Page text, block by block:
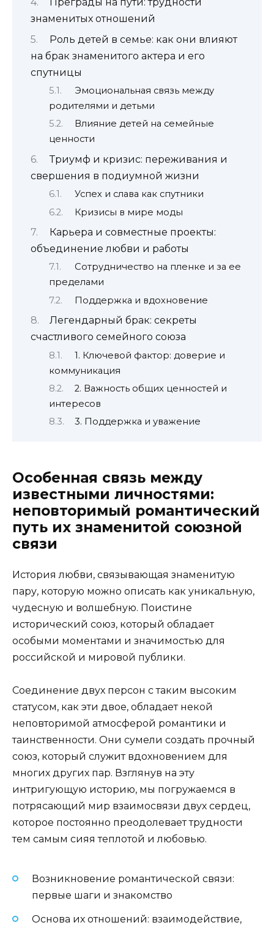
знаменитых отношений
Роль детей в семье: как они влияют
на брак знаменитого актера и его
спутницы
Эмоциональная связь между
родителями и детьми
Влияние детей на семейные
ценности
Триумф и кризис: переживания и
свершения в подиумной жизни
Успех и слава как спутники
Кризисы в мире моды
Карьера и совместные проекты:
объединение любви и работы
Сотрудничество на пленке и за ее
пределами
Поддержка и вдохновение
Легендарный брак: секреты
счастливого семейного союза
1. Ключевой фактор: доверие и
коммуникация
2. Важность общих ценностей и
интересов
3. Поддержка и уважение
Особенная связь между
известными личностями:
неповторимый романтический
путь их знаменитой союзной
связи
История любви, связывающая знаменитую
пару, которую можно описать как уникальную,
чудесную и волшебную. Поистине
исторический союз, который обладает
особыми моментами и значимостью для
российской и мировой публики.
Соединение двух персон с таким высоким
статусом, как эти двое, обладает некой
неповторимой атмосферой романтики и
таинственности. Они сумели создать прочный
союз, который служит вдохновением для
многих других пар. Взглянув на эту
интригующую историю, мы погружаемся в
потрясающий мир взаимосвязи двух сердец,
которое постоянно преодолевает трудности
тем самым сияя теплотой и любовью.
Возникновение романтической связи:
первые шаги и знакомство
Основа их отношений: взаимодействие,